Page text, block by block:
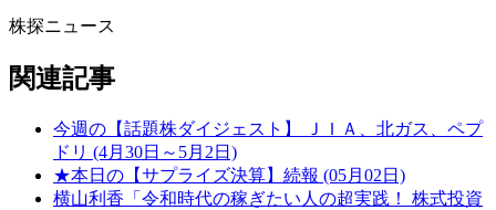
株探ニュース
関連記事
今週の【話題株ダイジェスト】 ＪＩＡ、北ガス、ペプ
ドリ (4月30日～5月2日)
★本日の【サプライズ決算】続報 (05月02日)
横山利香「令和時代の稼ぎたい人の超実践！ 株式投資